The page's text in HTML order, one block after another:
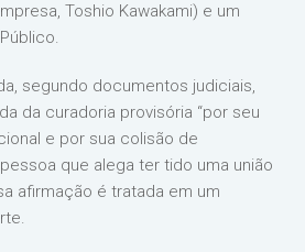
Toshio Kawakami) e um
segundo documentos judiciais,
da curadoria provisória “por seu
e por sua colisão de
que alega ter tido uma união
afirmação é tratada em um